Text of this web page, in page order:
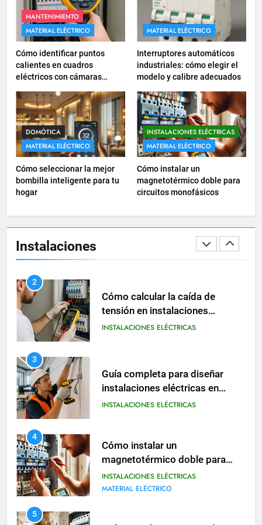
MANTENIMIENTO
MATERIAL ELÉCTRICO
Cómo identificar puntos
calientes en cuadros
eléctricos con cámaras
MATERIAL ELÉCTRICO
Interruptores automáticos
industriales: cómo elegir el
modelo y calibre adecuados
DOMÓTICA
MATERIAL ELÉCTRICO
Cómo seleccionar la mejor
bombilla inteligente para tu
hogar
INSTALACIONES ELÉCTRICAS
MATERIAL ELÉCTRICO
Cómo instalar un
magnetotérmico doble para
circuitos monofásicos
Instalaciones
INSTALACIONES ELÉCTRICAS
18
Cómo realizar un proyecto de
instalación eléctrica en casa.
INSTALACIONES ELÉCTRICAS
1
Guía práctica para diseñar
instalaciones eléctricas en
oficinas
INSTALACIONES ELÉCTRICAS
tensión en instalaciones
eléctricas residenciales
3
Guía completa para diseñar
instalaciones eléctricas en
oficinas modernas
INSTALACIONES ELÉCTRICAS
4
Cómo instalar un
magnetotérmico doble para
INSTALACIONES ELÉCTRICAS
MATERIAL ELÉCTRICO
5
Guía completa para instalar un
cuadro eléctrico modular en
viviendas
INSTALACIONES ELÉCTRICAS
6